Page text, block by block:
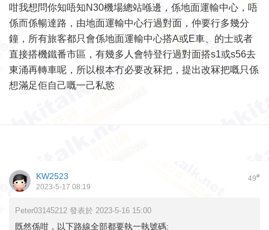
咁我想問你知唔知N30機場總站喺邊，係地面運輸中心，唔
係而係暢達路，由地面運輸中心行過對面，仲要行多幾分
鐘，所有旅客都只會係地面運輸中心搭A或E車、的士或者
直接搭機鐵番市區，有幾多人會特登行過對面搭s1或s56去
東涌再轉車呢，所以根本冇必要改冧把，提出改冧把嘅只係
想滿足佢自己嘅一己私慾
49#
KW2523
2023-5-17 08:19
Peter03145212 發表於 2023-5-16 15:00
既然係咁，以下路線全部都要執一執號碼: